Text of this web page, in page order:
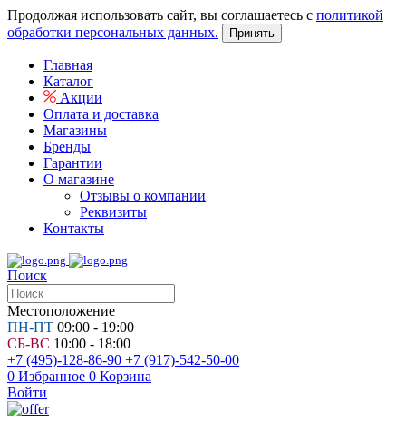
Продолжая использовать сайт, вы соглашаетесь с политикой
обработки персональных данных.
Принять
Главная
Каталог
Акции
Оплата и доставка
Магазины
Бренды
Гарантии
О магазине
Отзывы о компании
Реквизиты
Контакты
Поиск
Местоположение
ПН-ПТ 09:00 - 19:00
СБ-ВС 10:00 - 18:00
+7 (495)-128-86-90 +7 (917)-542-50-00
0 Избранное 0 Корзина
Войти